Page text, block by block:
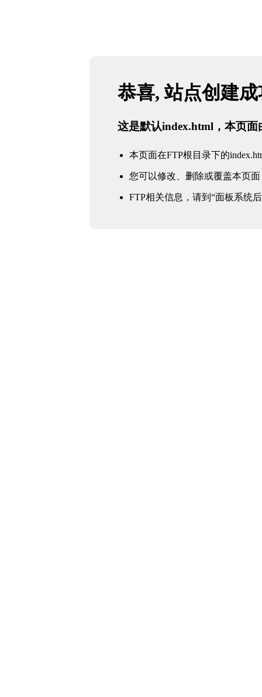
恭喜, 站点创建
这是默认index.html，本页面
本页面在FTP根目录下的
您可以修改、删除或覆盖本页面
FTP相关信息，请到“面板系统